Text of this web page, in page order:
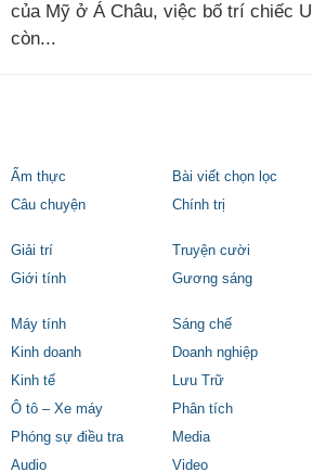
của Mỹ ở Á Châu, việc bố trí chiếc
còn...
Ẩm thực Bài viết chọn lọc
Câu chuyện
Chính trị
Giải trí
Truyện cười
Giới tính
Gương sáng
Máy tính
Sáng chế
Kinh doanh
Doanh nghiệp
Kinh tế
Lưu Trữ
Ô tô – Xe máy
Phân tích
Phóng sự điều tra
Media
Audio
Video